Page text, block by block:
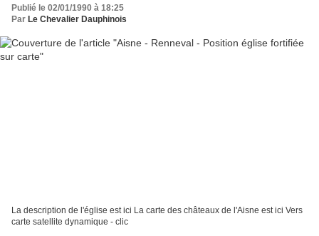
Publié le 02/01/1990 à 18:25
Par Le Chevalier Dauphinois
La description de l'église est ici La carte des châteaux de l'Aisne est ici Vers
carte satellite dynamique - clic